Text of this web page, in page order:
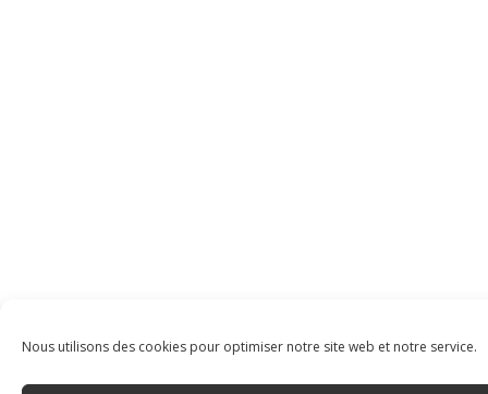
Nous utilisons des cookies pour optimiser notre site web et notre service.